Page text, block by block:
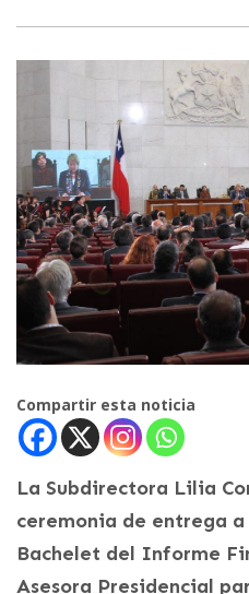
Compartir esta noticia
La Subdirectora Lilia
ceremonia de entrega
Bachelet del Informe
Asesora Presidencial